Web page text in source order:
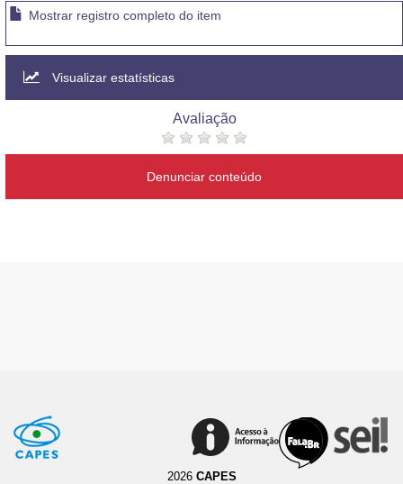
Mostrar registro completo do item
Visualizar estatísticas
Avaliação
Denunciar conteúdo
2026 CAPES